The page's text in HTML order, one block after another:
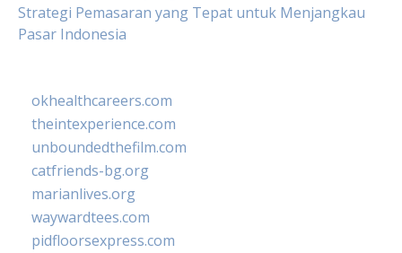
Strategi Pemasaran yang Tepat untuk Menjangkau
Pasar Indonesia
okhealthcareers.com
theintexperience.com
unboundedthefilm.com
catfriends-bg.org
marianlives.org
waywardtees.com
pidfloorsexpress.com